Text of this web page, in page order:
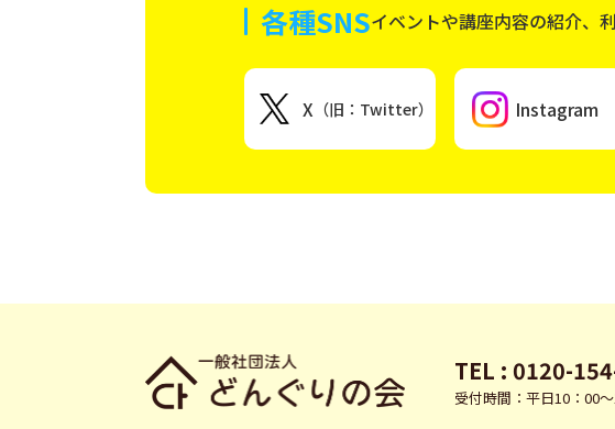
各種SNSイベントや講座内容の紹介、
X （旧：Twitter） Instagram
TEL : 0120-
受付時間：平日10：00